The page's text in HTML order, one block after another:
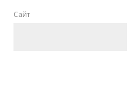
Сайт